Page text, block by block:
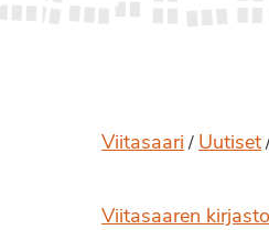
Viitasaari / Uutiset
Viitasaaren